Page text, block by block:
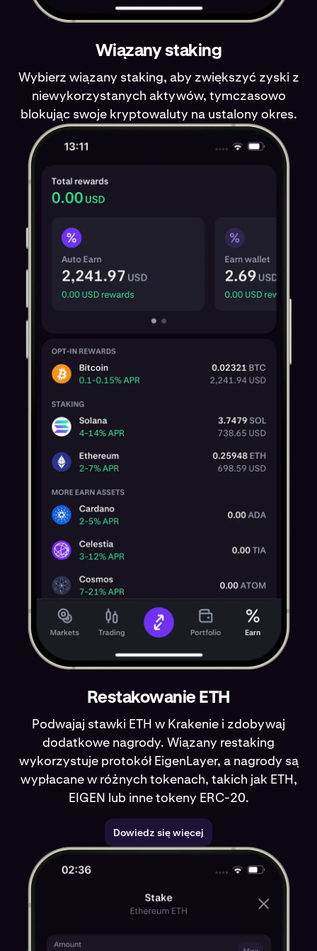
Wiązany staking
Wybierz wiązany staking, aby zwiększyć zyski z
niewykorzystanych aktywów, tymczasowo
blokując swoje kryptowaluty na ustalony okres.
Restakowanie ETH
Podwajaj stawki ETH w Krakenie i zdobywaj
dodatkowe nagrody. Wiązany restaking
wykorzystuje protokół EigenLayer, a nagrody są
wypłacane w różnych tokenach, takich jak ETH,
EIGEN lub inne tokeny ERC-20.
Dowiedz się więcej